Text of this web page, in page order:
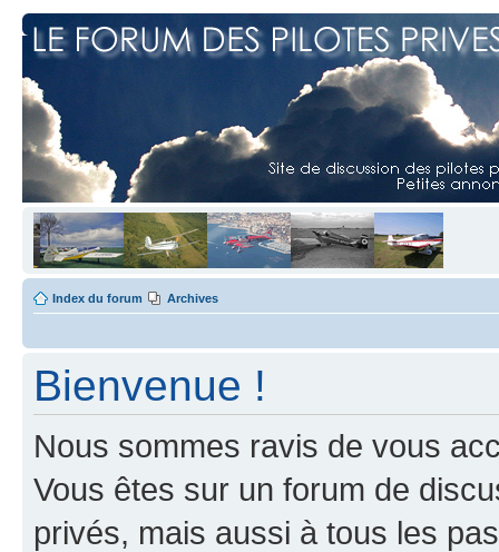
Index du forum Archives
Bienvenue !
Nous sommes ravis de vous
Vous êtes sur un forum de
privés, mais aussi à tous les